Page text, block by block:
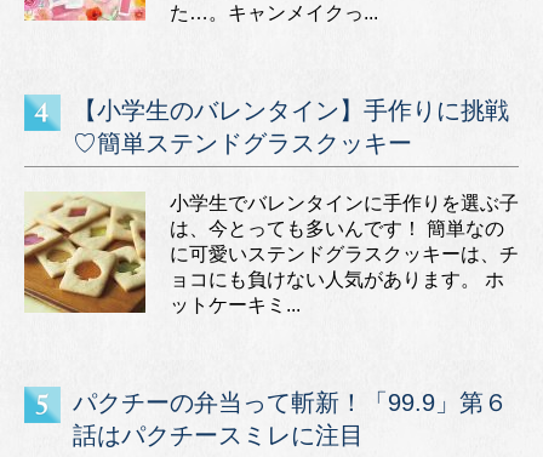
た…。キャンメイクっ...
【小学生のバレンタイン】手作りに挑戦
♡簡単ステンドグラスクッキー
小学生でバレンタインに手作りを選ぶ子
は、今とっても多いんです！ 簡単なの
に可愛いステンドグラスクッキーは、チ
ョコにも負けない人気があります。 ホ
ットケーキミ...
パクチーの弁当って斬新！「99.9」第６
話はパクチースミレに注目